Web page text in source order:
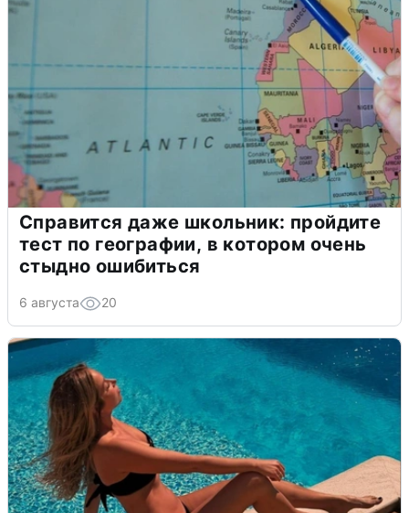
Справится даже школьник: пройдите
тест по географии, в котором очень
стыдно ошибиться
6 августа 20